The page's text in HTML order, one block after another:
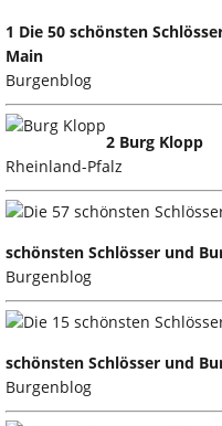
1 Die 50 schönsten
Main
Burgenblog
2 Burg Klopp
Rheinland-Pfalz
schönsten Schlösser und
Burgenblog
schönsten Schlösser und
Burgenblog